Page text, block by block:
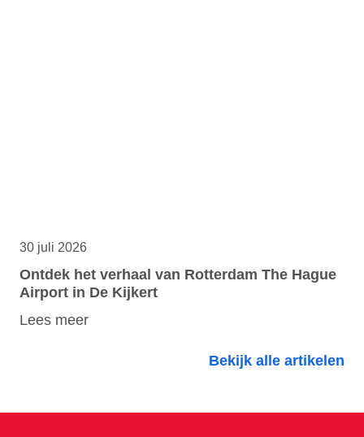
30 juli 2026
Ontdek het verhaal van Rotterdam The Hague
Airport in De Kijkert
Lees meer
Bekijk alle artikelen